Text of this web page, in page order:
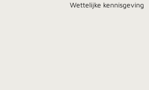
Wettelijke kennisgeving